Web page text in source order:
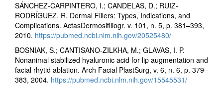
SÁNCHEZ-CARPINTERO, I.; CANDELAS, D.; RUIZ-
RODRÍGUEZ, R. Dermal Fillers: Types, Indications, and
Complications. ActasDermosifiliogr. v. 101, n. 5, p. 381–393,
2010. https://pubmed.ncbi.nlm.nih.gov/20525480/
BOSNIAK, S.; CANTISANO-ZILKHA, M.; GLAVAS, I. P.
Nonanimal stabilized hyaluronic acid for lip augmentation and
facial rhytid ablation. Arch Facial PlastSurg, v. 6, n. 6, p. 379–
383, 2004. https://pubmed.ncbi.nlm.nih.gov/15545531/